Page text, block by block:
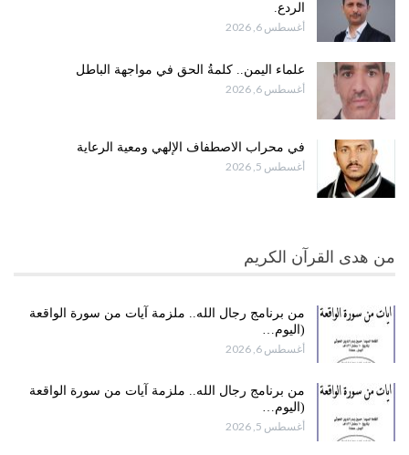
الردع.
أغسطس 6, 2026
علماء اليمن.. كلمةُ الحق في مواجهة الباطل
أغسطس 6, 2026
في محراب الاصطفاف الإلهي ومعية الرعاية
أغسطس 5, 2026
من هدى القرآن الكريم
من برنامج رجال الله.. ملزمة آيات من سورة الواقعة
(اليوم…
أغسطس 6, 2026
من برنامج رجال الله.. ملزمة آيات من سورة الواقعة
(اليوم…
أغسطس 5, 2026